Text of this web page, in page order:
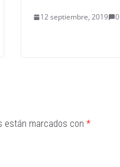
12 septiembre, 2019 0
están marcados con *